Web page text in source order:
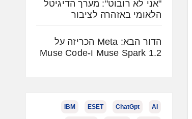
"אני לא רובוט": מערך הדיגיטל
הלאומי באזהרה לציבור
הדור הבא: Meta הכריזה על
Muse Spark 1.2 ו-Muse Code
AI
ChatGpt
ESET
IBM